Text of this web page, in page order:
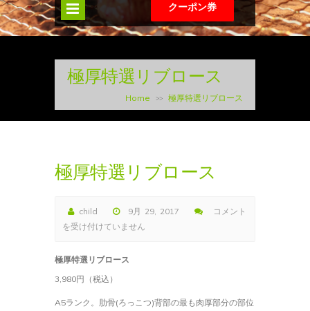
クーポン券
極厚特選リブロース
Home >> 極厚特選リブロース
極厚特選リブロース
child
9月 29, 2017
極
特
ブ
コメント
を受け付けていません
極厚特選リブロース
3,980円（税込）
A5ランク。肋骨(ろっこつ)背部の最も肉厚部分の部位